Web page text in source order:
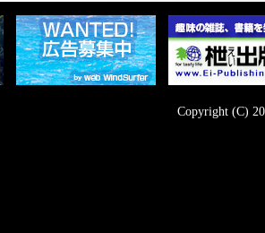
Copyright (C)